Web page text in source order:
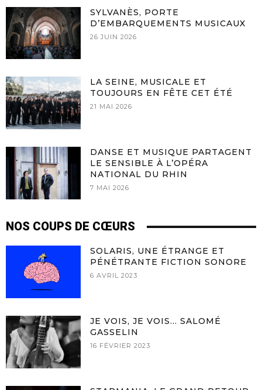
SYLVANÈS, PORTE
D’EMBARQUEMENTS MUSICAUX
26 JUIN 2026
LA SEINE, MUSICALE ET
TOUJOURS EN FÊTE CET ÉTÉ
21 MAI 2026
DANSE ET MUSIQUE PARTAGENT
LE SENSIBLE À L’OPÉRA
NATIONAL DU RHIN
7 MAI 2026
NOS COUPS DE CŒURS
SOLARIS, UNE ÉTRANGE ET
PÉNÉTRANTE FICTION SONORE
6 AVRIL 2023
JE VOIS, JE VOIS… SALOMÉ
GASSELIN
16 FÉVRIER 2023